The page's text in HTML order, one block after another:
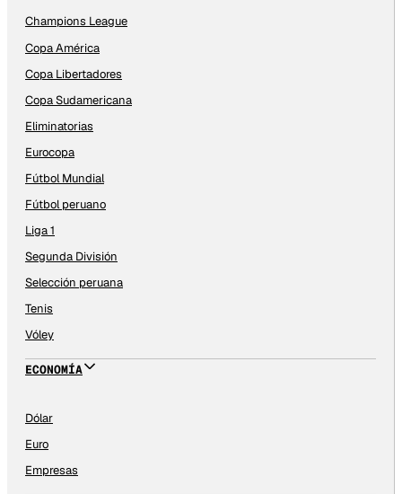
Champions League
Copa América
Copa Libertadores
Copa Sudamericana
Eliminatorias
Eurocopa
Fútbol Mundial
Fútbol peruano
Liga 1
Segunda División
Selección peruana
Tenis
Vóley
ECONOMÍA
Dólar
Euro
Empresas